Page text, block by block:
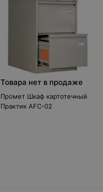
Товара нет в продаже
Промет Шкаф картотечный
Практик AFC-02